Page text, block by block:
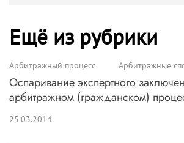
Ещё из рубрики
Арбитражный процесс Арбитражные
Оспаривание экспертного
арбитражном (гражданском)
25.03.2014